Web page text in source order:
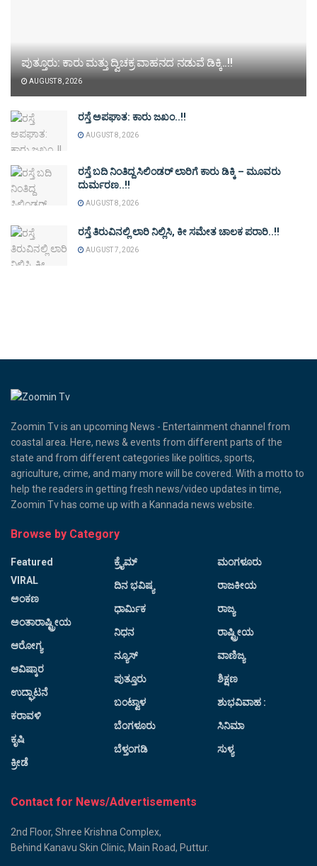
ಪುತ್ತೂರು: ಕಾರು ಮತ್ತು ದ್ವಿಚಕ್ರ ವಾಹನದ ನಡುವೆ ಡಿಕ್ಕಿ..!!
AUGUST 8, 2026
ರಸ್ತೆ ಅಪಘಾತ: ಕಾರು ಜಖಂ..!!
AUGUST 8, 2026
ರಸ್ತೆ ಬದಿ ನಿಂತಿದ್ದ ಸಿಲಿಂಡರ್ ಲಾರಿಗೆ ಕಾರು ಡಿಕ್ಕಿ – ಮೂವರು
ದುರ್ಮರಣ..!!
AUGUST 8, 2026
ರಸ್ತೆ ತಿರುವಿನಲ್ಲಿ ಲಾರಿ ನಿಲ್ಲಿಸಿ, ಕೀ ಸಮೇತ ಚಾಲಕ ಪರಾರಿ..!!
AUGUST 7, 2026
Zoomin Tv is an upcoming News - Entertainment channel from
coastal area. Here, news & events from different parts of the
state and from different categories like politics, sports,
agriculture, crime, and many more will be covered. With a motto to
help the readers in getting fresh news/video updates in time,
Zoomin Tv has come up with a Kannada news website.
Browse by Category
Featured
VIRAL
ಅಂಕಣ
ಅಂತಾರಾಷ್ಟ್ರೀಯ
ಆರೋಗ್ಯ
ಆವಿಷ್ಕಾರ
ಉದ್ಘಾಟನೆ
ಕರಾವಳಿ
ಕೃಷಿ
ಕ್ರೀಡೆ
ಕ್ರೈಮ್
ದಿನ ಭವಿಷ್ಯ
ಧಾರ್ಮಿಕ
ನಿಧನ
ನ್ಯೂಸ್
ಪುತ್ತೂರು
ಬಂಟ್ವಾಳ
ಬೆಂಗಳೂರು
ಬೆಳ್ತಂಗಡಿ
ಮಂಗಳೂರು
ರಾಜಕೀಯ
ರಾಜ್ಯ
ರಾಷ್ಟ್ರೀಯ
ವಾಣಿಜ್ಯ
ಶಿಕ್ಷಣ
ಶುಭವಿವಾಹ :
ಸಿನಿಮಾ
ಸುಳ್ಯ
Contact for News/Advertisements
2nd Floor, Shree Krishna Complex,
Behind Kanavu Skin Clinic, Main Road, Puttur.